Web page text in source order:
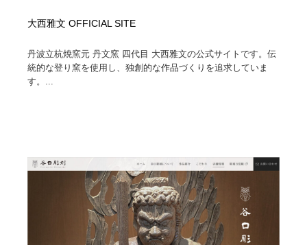
大西雅文 OFFICIAL SITE
丹波立杭焼窯元 丹文窯 四代目 大西雅文の公式サイトです。伝
統的な登り窯を使用し、独創的な作品づくりを追求していま
す。...